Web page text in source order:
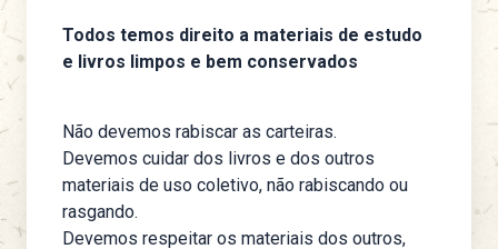
Todos temos direito a materiais de estudo
e livros limpos e bem conservados
Não devemos rabiscar as carteiras.
Devemos cuidar dos livros e dos outros
materiais de uso coletivo, não rabiscando ou
rasgando.
Devemos respeitar os materiais dos outros,